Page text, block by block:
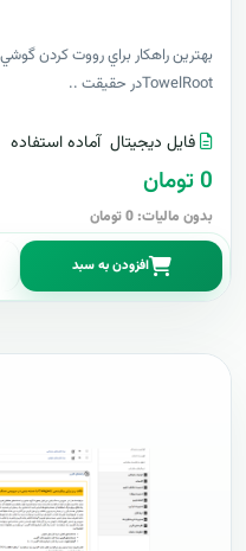
بهترين راهکار براي رووت کردن گوشي
TowelRootدر حقيقت ..
فایل دیجیتال آماده استفاده
0 تومان
بدون مالیات: 0 تومان
افزودن به سبد